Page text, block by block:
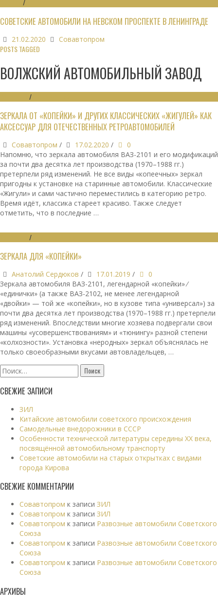
/
СОВЕТСКИЕ АВТОМОБИЛИ НА НЕВСКОМ ПРОСПЕКТЕ В ЛЕНИНГРАДЕ
21.02.2020 Совавтопром
POSTS TAGGED
ВОЛЖСКИЙ АВТОМОБИЛЬНЫЙ ЗАВОД
/
ЗЕРКАЛА ОТ «КОПЕЙКИ» И ДРУГИХ КЛАССИЧЕСКИХ «ЖИГУЛЕЙ» КАК
АКСЕССУАР ДЛЯ ОТЕЧЕСТВЕННЫХ РЕТРОАВТОМОБИЛЕЙ
Совавтопром / 17.02.2020 /
0
Напомню, что зеркала автомобиля ВАЗ-2101 и его модификаций
за почти два десятка лет производства (1970–1988 гг.)
претерпели ряд изменений. Не все виды «копеечных» зеркал
пригодны к установке на старинные автомобили. Классические
«Жигули» и сами частично переместились в категорию ретро.
Время идёт, классика стареет красиво. Также следует
отметить, что в последние …
/
ЗЕРКАЛА ДЛЯ «КОПЕЙКИ»
Анатолий Сердюков / 17.01.2019 /
0
Зеркала автомобиля ВАЗ-2101, легендарной «копейки» ⁄
«единички» (а также ВАЗ-2102, не менее легендарной
«двойки» — той же «копейки», но в кузове типа «универсал») за
почти два десятка лет производства (1970–1988 гг.) претерпели
ряд изменений. Впоследствии многие хозяева подвергали свои
машины «усовершенствованиям» и «тюнингу» разной степени
«колхозности». Установка «неродных» зеркал объяснялась не
только своеобразными вкусами автовладельцев, …
Найти:
СВЕЖИЕ ЗАПИСИ
ЗИЛ
Китайские автомобили советского происхождения
Самодельные внедорожники в СССР
Особенности технической литературы середины XX века,
посвящённой автомобильному транспорту
Советские автомобили на старых открытках с видами
города Кирова
СВЕЖИЕ КОММЕНТАРИИ
Совавтопром к записи ЗИЛ
Совавтопром к записи ЗИЛ
Совавтопром к записи Развозные автомобили Советского
Союза
Совавтопром к записи Развозные автомобили Советского
Союза
Совавтопром к записи Развозные автомобили Советского
Союза
АРХИВЫ